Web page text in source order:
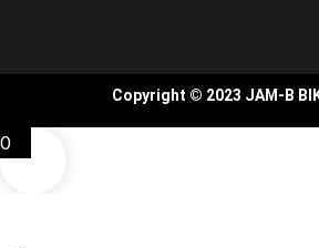
Copyright © 2023 JAM-B
0